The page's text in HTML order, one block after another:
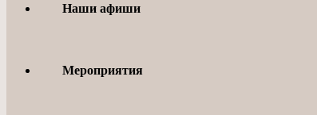
Наши афиши
Мероприятия